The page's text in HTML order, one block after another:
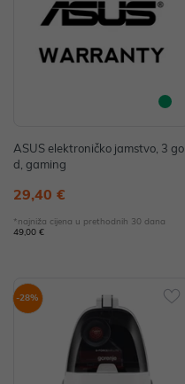
ASUS elektroničko jamstvo, 3 go
d, gaming
29,40 €
*najniža cijena u prethodnih 30 dana
49,00 €
-28%